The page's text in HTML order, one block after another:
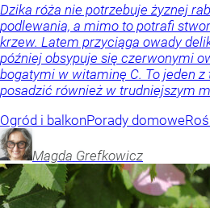
Dzika róża nie potrzebuje żyznej
podlewania, a mimo to potrafi
krzew. Latem przyciąga owady
później obsypuje się czerwonymi
bogatymi w witaminę C. To jeden
posadzić również w trudniejszym
Ogród i balkonPorady domowe
Magda Grefkowicz